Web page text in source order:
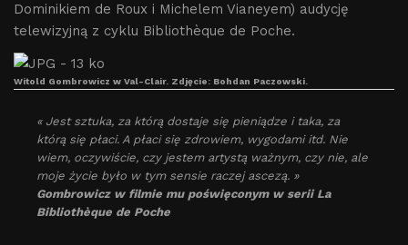
Dominikiem de Roux i Michelem Vianeyem) audycję
telewizyjną z cyklu Bibliothèque de Poche.
Witold Gombrowicz w Val-Clair. Zdjęcie: Bohdan Paczowski.
« Jest sztuka, za którą dostaje się pieniądze i taka, za
którą się płaci. A płaci się zdrowiem, wygodami itd. Nie
wiem, oczywiście, czy jestem artystą ważnym, czy nie, ale
moje życie było w tym sensie raczej ascezą. »
Gombrowicz w filmie mu poświęconym w serii La
Bibliothèque de Poche